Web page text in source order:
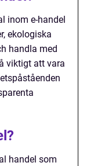
inom e-handel
ekologiska
handla med
viktigt att vara
handel som